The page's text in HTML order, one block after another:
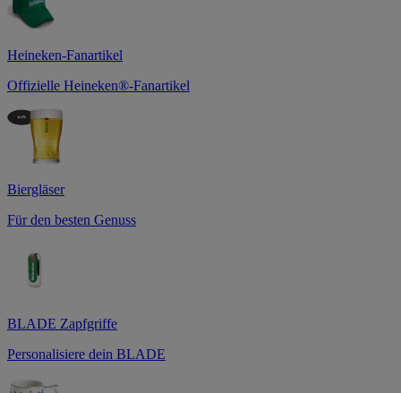
Heineken-Fanartikel
Offizielle Heineken®-Fanartikel
Biergläser
Für den besten Genuss
BLADE Zapfgriffe
Personalisiere dein BLADE